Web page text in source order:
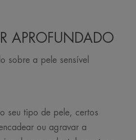
APROFUNDADO
sobre a pele sensível
seu tipo de pele, certos
ou agravar a